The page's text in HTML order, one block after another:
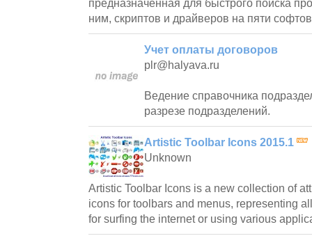
предназначенная для быстрого поиска
ним, скриптов и драйверов на пяти
Учет оплаты договоров
plr@halyava.ru
Ведение справочника
разрезе подразделений.
Artistic Toolbar Icons 2015.1
Unknown
Artistic Toolbar Icons is a new collection of
icons for toolbars and menus, representing
for surfing the internet or using various